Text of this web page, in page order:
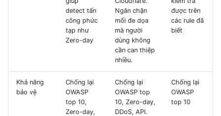
detect tấn
công phức
tạp như
Zero-day
Ngăn chặn
mối đe dọa
mà người
dùng không
cần can thiệp
nhiều.
được trên
các rule đã
biết
Khả năng
bảo vệ
Chống lại
OWASP
top 10,
Zero-day,
Chống lại
OWASP top
10, Zero-day,
DDoS, API.
Chống lại
OWASP
top 10